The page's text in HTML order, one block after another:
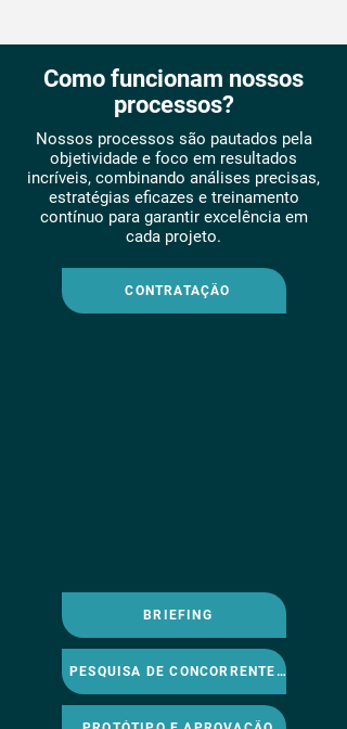
Como funcionam nossos
processos?
Nossos processos são pautados pela
objetividade e foco em resultados
incríveis, combinando análises precisas,
estratégias eficazes e treinamento
contínuo para garantir excelência em
cada projeto.
CONTRATAÇÃO
BRIEFING
PESQUISA DE CONCORRENTES E MERCADO